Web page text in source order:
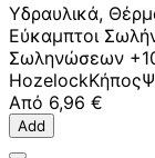
Υδραυλικά,
Εύκαμπτοι
Σωληνώσεων
HozelockΚήπος
Από 6,96 €
Add